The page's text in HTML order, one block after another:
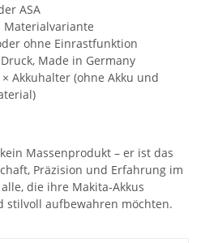
ASA
Materialvariante
ohne Einrastfunktion
Made in Germany
Akkuhalter (ohne Akku und
Massenprodukt – er ist das
Präzision und Erfahrung im
die ihre Makita-Akkus
stilvoll aufbewahren möchten.